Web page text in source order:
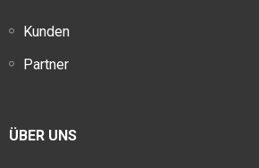
Kunden
Partner
ÜBER UNS